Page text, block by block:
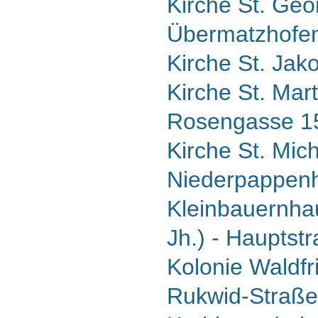
Kirche St.
Kirche St.
Kirche St.
Rosengasse
Kirche St.
Jh.) -
Kolonie
Rukwid-